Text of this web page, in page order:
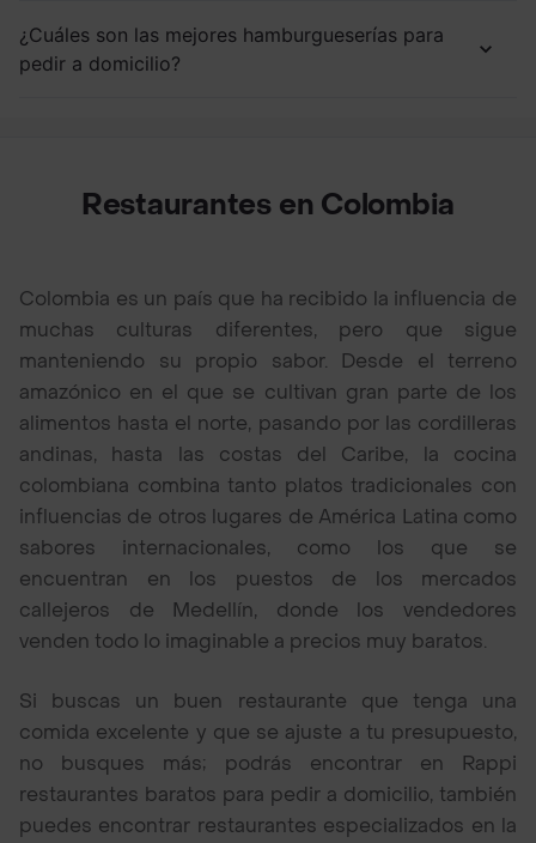
¿Cuáles son las mejores hamburgueserías para
pedir a domicilio?
Restaurantes en Colombia
Colombia es un país que ha recibido la influencia de
muchas culturas diferentes, pero que sigue
manteniendo su propio sabor. Desde el terreno
amazónico en el que se cultivan gran parte de los
alimentos hasta el norte, pasando por las cordilleras
andinas, hasta las costas del Caribe, la cocina
colombiana combina tanto platos tradicionales con
influencias de otros lugares de América Latina como
sabores internacionales, como los que se
encuentran en los puestos de los mercados
callejeros de Medellín, donde los vendedores
venden todo lo imaginable a precios muy baratos.
Si buscas un buen restaurante que tenga una
comida excelente y que se ajuste a tu presupuesto,
no busques más; podrás encontrar en Rappi
restaurantes baratos para pedir a domicilio, también
puedes encontrar restaurantes especializados en la